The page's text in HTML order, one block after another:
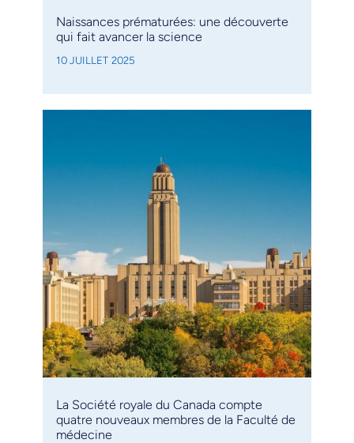
Naissances prématurées: une découverte
qui fait avancer la science
10 JUILLET 2025
La Société royale du Canada compte
quatre nouveaux membres de la Faculté de
médecine